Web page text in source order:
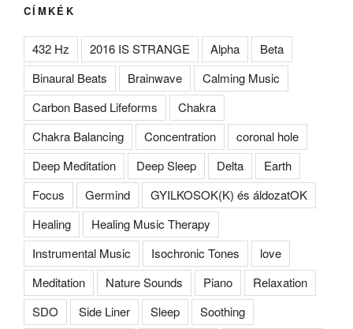
CÍMKÉK
432 Hz 2016 IS STRANGE Alpha
Beta
Binaural Beats
Brainwave
Calming Music
Carbon Based Lifeforms
Chakra
Chakra Balancing
Concentration
coronal hole
Deep Meditation
Deep Sleep Delta
Earth
Focus
Germind
GYILKOSOK(K) és áldozatOK
Healing
Healing Music Therapy
Instrumental Music
Isochronic Tones
love
Meditation
Nature Sounds Piano
Relaxation
SDO
Side Liner Sleep Soothing